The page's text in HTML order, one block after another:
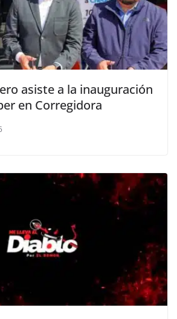
asiste a la inauguración
en Corregidora